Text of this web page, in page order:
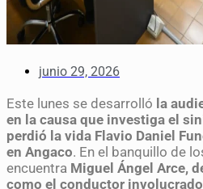
junio 29, 2026
Este lunes se desarrolló la
en la causa que investiga el
perdió la vida Flavio Daniel
en Angaco. En el banquillo de
encuentra Miguel Ángel Arce,
como el conductor